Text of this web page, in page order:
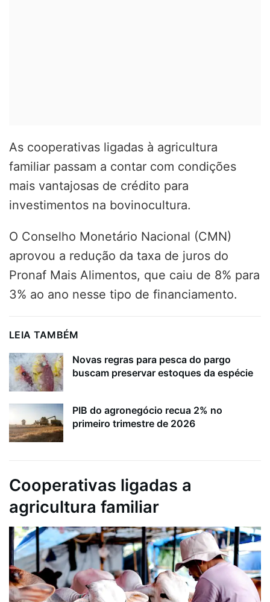
As cooperativas ligadas à agricultura
familiar passam a contar com condições
mais vantajosas de crédito para
investimentos na bovinocultura.
O Conselho Monetário Nacional (CMN)
aprovou a redução da taxa de juros do
Pronaf Mais Alimentos, que caiu de 8% para
3% ao ano nesse tipo de financiamento.
LEIA TAMBÉM
Novas regras para pesca do pargo
buscam preservar estoques da espécie
PIB do agronegócio recua 2% no
primeiro trimestre de 2026
Cooperativas ligadas a
agricultura familiar